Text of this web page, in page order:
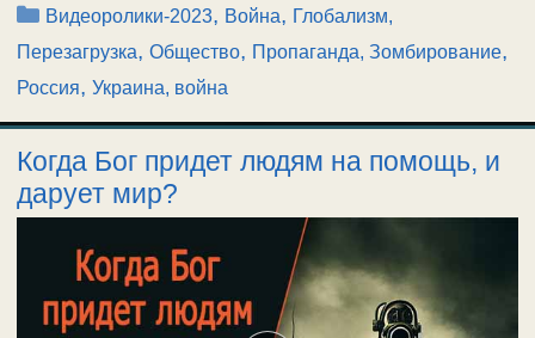
Рубрики
Видеоролики-2023, Война, Глобализм,
Перезагрузка, Общество, Пропаганда, Зомбирование,
Россия, Украина, война
Когда Бог придет людям на помощь, и
дарует мир?